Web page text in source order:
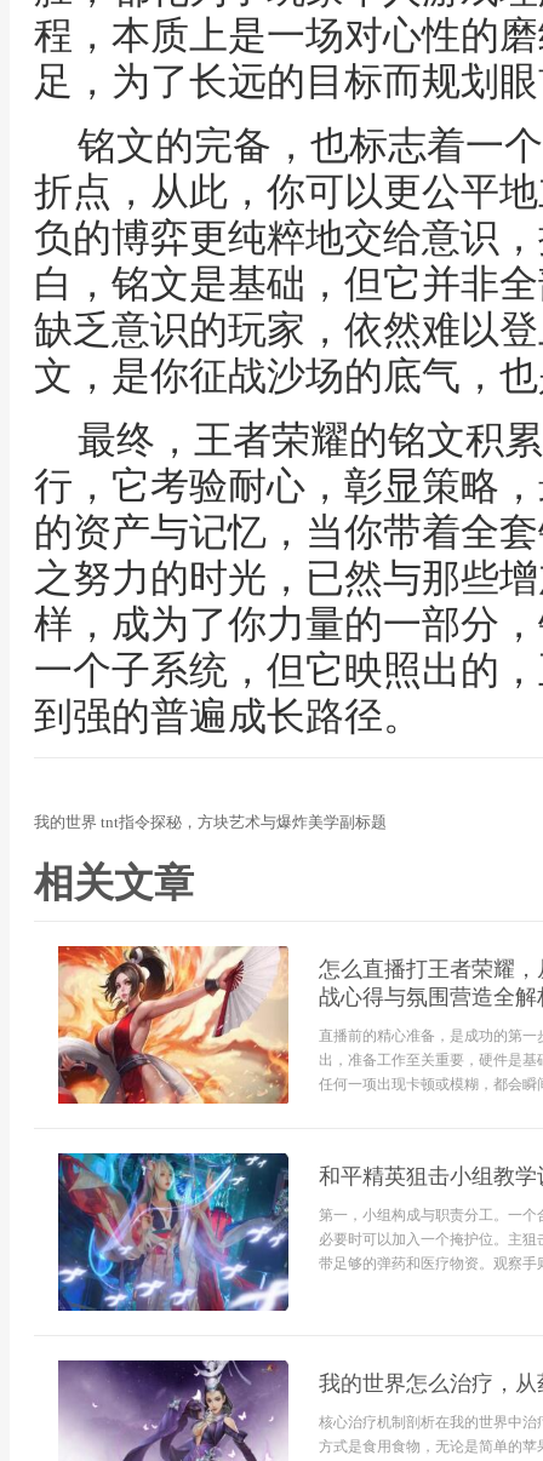
程，本质上是一场对心性的
足，为了长远的目标而规划
铭文的完备，也标志着一
折点，从此，你可以更公平
负的博弈更纯粹地交给意识
白，铭文是基础，但它并非
缺乏意识的玩家，依然难以
文，是你征战沙场的底气，
最终，王者荣耀的铭文积
行，它考验耐心，彰显策略
的资产与记忆，当你带着全
之努力的时光，已然与那些
样，成为了你力量的一部分
一个子系统，但它映照出的
到强的普遍成长路径。
我的世界 tnt指令探秘，方块艺术与爆炸美学副标题
相关文章
怎么直播打王者荣耀
战心得与氛围营造全解
直播前的精心准备，是成功的第
出，准备工作至关重要，硬件是
任何一项出现卡顿或模糊，都会瞬
和平精英狙击小组教
第一，小组构成与职责分工。一
必要时可以加入一个掩护位。主
带足够的弹药和医疗物资。观察手
我的世界怎么治疗，
核心治疗机制剖析在我的世界中
方式是食用食物，无论是简单的